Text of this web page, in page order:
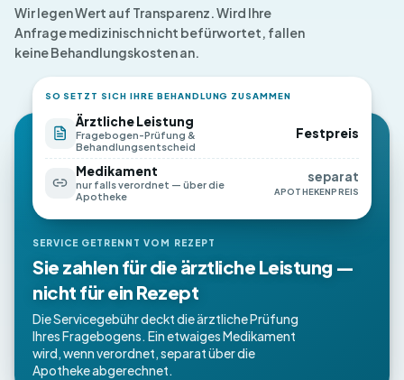
Wir legen Wert auf Transparenz. Wird Ihre
Anfrage medizinisch nicht befürwortet, fallen
keine Behandlungskosten an.
SO SETZT SICH IHRE BEHANDLUNG ZUSAMMEN
Ärztliche Leistung
Fragebogen-Prüfung &
Behandlungsentscheid
Festpreis
Medikament
nur falls verordnet — über die
Apotheke
separat
APOTHEKENPREIS
SERVICE GETRENNT VOM REZEPT
Sie zahlen für die ärztliche Leistung —
nicht für ein Rezept
Die Servicegebühr deckt die ärztliche Prüfung
Ihres Fragebogens. Ein etwaiges Medikament
wird, wenn verordnet, separat über die
Apotheke abgerechnet.